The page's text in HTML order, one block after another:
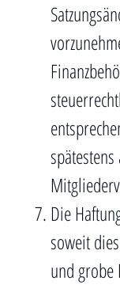
Die
soweit
und grobe